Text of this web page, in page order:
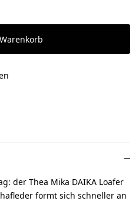
der Thea Mika DAIKA Loafer
formt sich schneller an